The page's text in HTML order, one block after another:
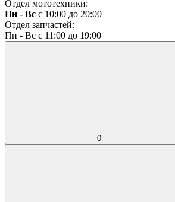
Отдел мототехники:
Пн - Вс с 10:00 до 20:00
Отдел запчастей:
Пн - Вс с 11:00 до 19:00
0